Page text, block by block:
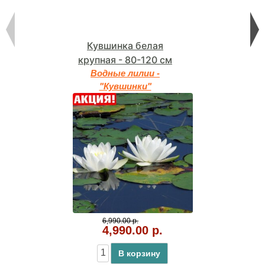
Кувшинка белая
крупная - 80-120 см
Водные лилии -
"Кувшинки"
6,990.00 р.
4,990.00 р.
В корзину